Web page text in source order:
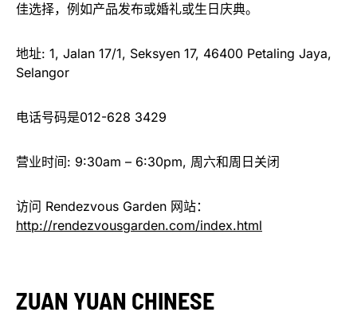
佳选择，例如产品发布或婚礼或生日庆典。
地址: 1, Jalan 17/1, Seksyen 17, 46400 Petaling Jaya,
Selangor
电话号码是012-628 3429
营业时间: 9:30am – 6:30pm, 周六和周日关闭
访问 Rendezvous Garden 网站：
http://rendezvousgarden.com/index.html
ZUAN YUAN CHINESE